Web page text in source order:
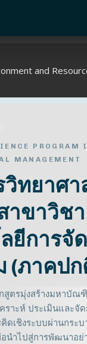
PROGRAM
MANAGEMENT
ทยาศา
ขาวิชา
ยีการจั
(ภาคป
สูตรมุ่งสร้างมหาบัณ
ราะห์ ประเมินและจั
ดเชิงระบบผ่านกระบ
นำไปสู่การพัฒนาอย่